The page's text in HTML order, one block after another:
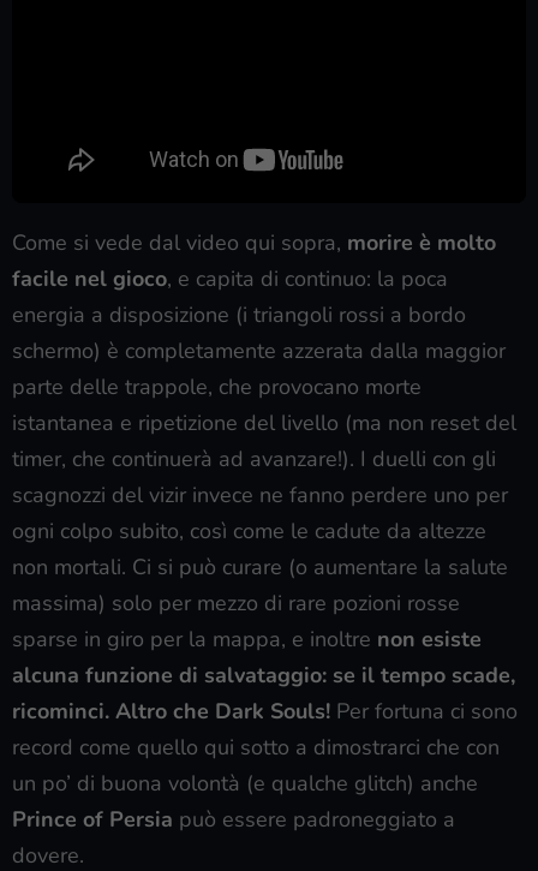
Come si vede dal video qui sopra, morire è molto
facile nel gioco, e capita di continuo: la poca
energia a disposizione (i triangoli rossi a bordo
schermo) è completamente azzerata dalla maggior
parte delle trappole, che provocano morte
istantanea e ripetizione del livello (ma non reset del
timer, che continuerà ad avanzare!). I duelli con gli
scagnozzi del vizir invece ne fanno perdere uno per
ogni colpo subito, così come le cadute da altezze
non mortali. Ci si può curare (o aumentare la salute
massima) solo per mezzo di rare pozioni rosse
sparse in giro per la mappa, e inoltre non esiste
alcuna funzione di salvataggio: se il tempo scade,
ricominci. Altro che Dark Souls! Per fortuna ci sono
record come quello qui sotto a dimostrarci che con
un po’ di buona volontà (e qualche glitch) anche
Prince of Persia può essere padroneggiato a
dovere.